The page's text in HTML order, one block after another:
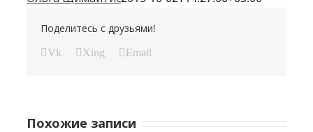
Поделитесь с друзьями!
Vk Xing Email
Похожие записи